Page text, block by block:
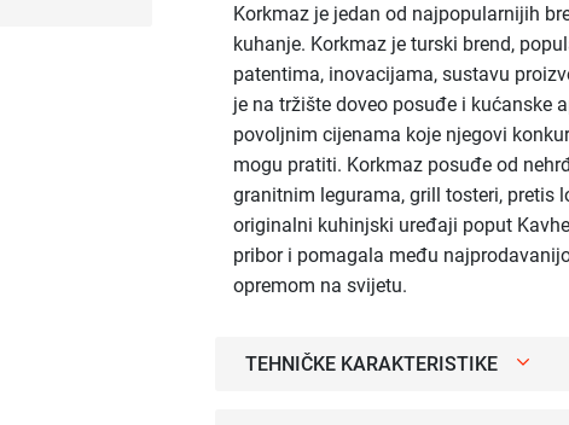
Korkmaz je jedan od najpopularnijih
kuhanje. Korkmaz je turski brend,
patentima, inovacijama, sustavu
je na tržište doveo posuđe i kućanske
povoljnim cijenama koje njegovi
mogu pratiti. Korkmaz posuđe od
granitnim legurama, grill tosteri, pretis
originalni kuhinjski uređaji poput
pribor i pomagala među
opremom na svijetu.
TEHNIČKE KARAKTERISTIKE